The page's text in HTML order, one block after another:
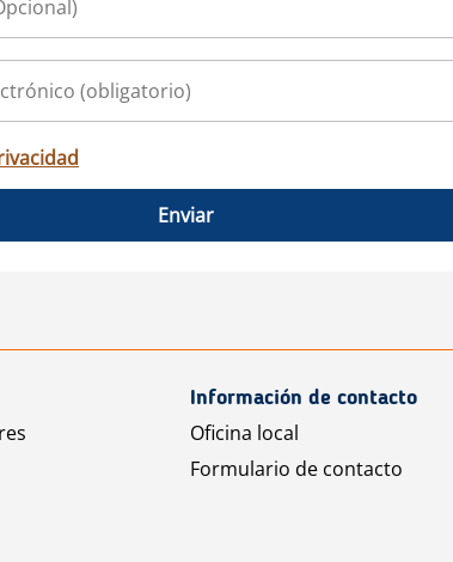
Enviar
Información de contacto
Oficina local
Formulario de contacto